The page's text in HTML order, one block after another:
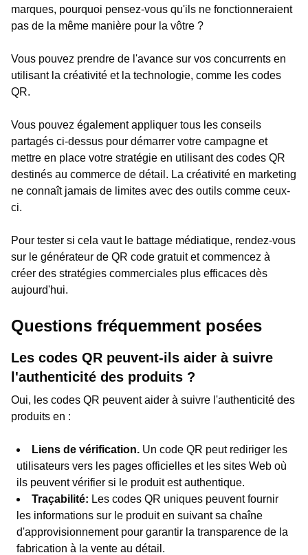
marques, pourquoi pensez-vous qu'ils ne fonctionneraient
pas de la même manière pour la vôtre ?
Vous pouvez prendre de l'avance sur vos concurrents en
utilisant la créativité et la technologie, comme les codes
QR.
Vous pouvez également appliquer tous les conseils
partagés ci-dessus pour démarrer votre campagne et
mettre en place votre stratégie en utilisant des codes QR
destinés au commerce de détail. La créativité en marketing
ne connaît jamais de limites avec des outils comme ceux-
ci.
Pour tester si cela vaut le battage médiatique, rendez-vous
sur le générateur de QR code gratuit et commencez à
créer des stratégies commerciales plus efficaces dès
aujourd'hui.
Questions fréquemment posées
Les codes QR peuvent-ils aider à suivre
l'authenticité des produits ?
Oui, les codes QR peuvent aider à suivre l'authenticité des
produits en :
Liens de vérification. Un code QR peut rediriger les
utilisateurs vers les pages officielles et les sites Web où
ils peuvent vérifier si le produit est authentique.
Traçabilité: Les codes QR uniques peuvent fournir
les informations sur le produit en suivant sa chaîne
d'approvisionnement pour garantir la transparence de la
fabrication à la vente au détail.